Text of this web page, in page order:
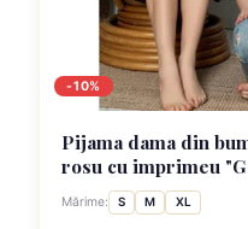
-10%
Pijama dama din
rosu cu imprimeu
si pantaloni 3/4,
asortata, rosu
Mărime: S M XL